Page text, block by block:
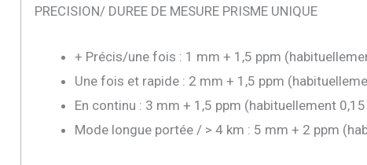
PRECISION/ DUREE DE MESURE PRISME UNIQUE
+ Précis/une fois : 1 mm + 1,5 ppm
Une fois et rapide : 2 mm + 1,5 ppm
En continu : 3 mm + 1,5 ppm (habituellement
Mode longue portée / > 4 km : 5 mm + 2 ppm